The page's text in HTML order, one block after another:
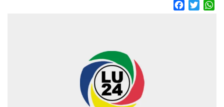
Facebook